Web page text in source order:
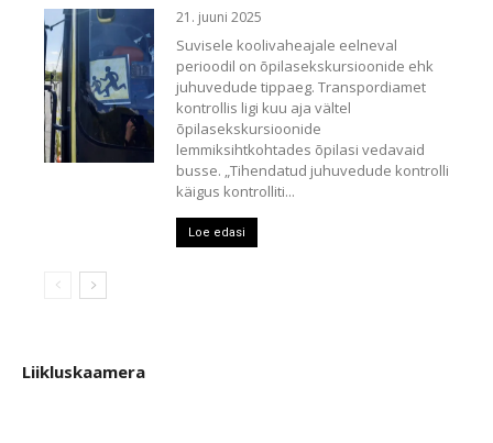
21. juuni 2025
Suvisele koolivaheajale eelneval
perioodil on õpilasekskursioonide ehk
juhuvedude tippaeg. Transpordiamet
kontrollis ligi kuu aja vältel
õpilasekskursioonide
lemmiksihtkohtades õpilasi vedavaid
busse. „Tihendatud juhuvedude kontrolli
käigus kontrolliti...
Loe edasi
Liikluskaamera